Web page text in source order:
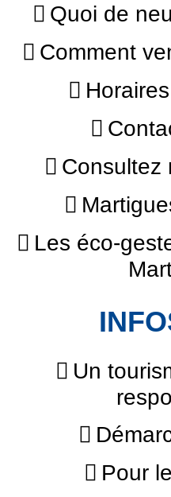
Quoi de
Comment
Consultez
Les éco-
Un
Pour